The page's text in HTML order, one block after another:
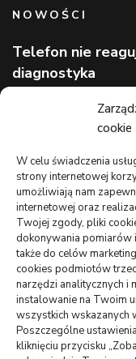
cookie
W celu świadczenia
strony internetowej
umożliwiają nam
internetowej oraz
Twojej zgody, pliki
dokonywania pomiarów
także do celów
cookies podmiotów
narzędzi analitycznych i
instalowanie na Twoim
wszystkich wskazanych
Poszczególne
kliknięciu przycisku
NOWOŚCI
Telefon nie
diagnostyka
Wizerunek
Lekarz bez
pomocy
TO WARTO
Monitoring
Bydgoszczy
Crunchysnack:
Jak można
wynajmu